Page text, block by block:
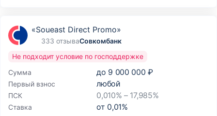
«Soueast Direct Promo»
333 отзываСовкомбанк
Сумма до 9 000 000 ₽
Первый взнос любой
ПСК 0,010% – 17,985%
Ставка от 0,01%
Не подходит условие по господдержке